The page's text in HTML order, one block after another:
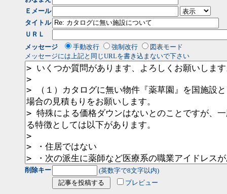
Ｅメール
タイトル
ＵＲＬ
メッセージ
手動改行 強制改行
図表モード
メッセージには上記と同じURLを書き込まないで下さい
削除キー
(英数字で8文字以内)
プレビュー